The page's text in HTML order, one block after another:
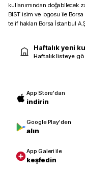
kullanımından doğabilecek
BIST isim ve logosu ile
telif hakları Borsa İstanbul
Haftalık yeni
Haftalık listeye
App Store'dan
indirin
Google Play'den
alın
App Galeri ile
keşfedin